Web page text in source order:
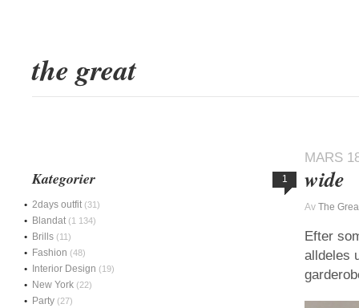
the great
MARS
1 wide
Av The
Efter
alldeles
Kategorier
2days outfit (31)
Blandat (1 134)
Brills (11)
Fashion (48)
Interior Design (19)
New York (22)
Party (27)